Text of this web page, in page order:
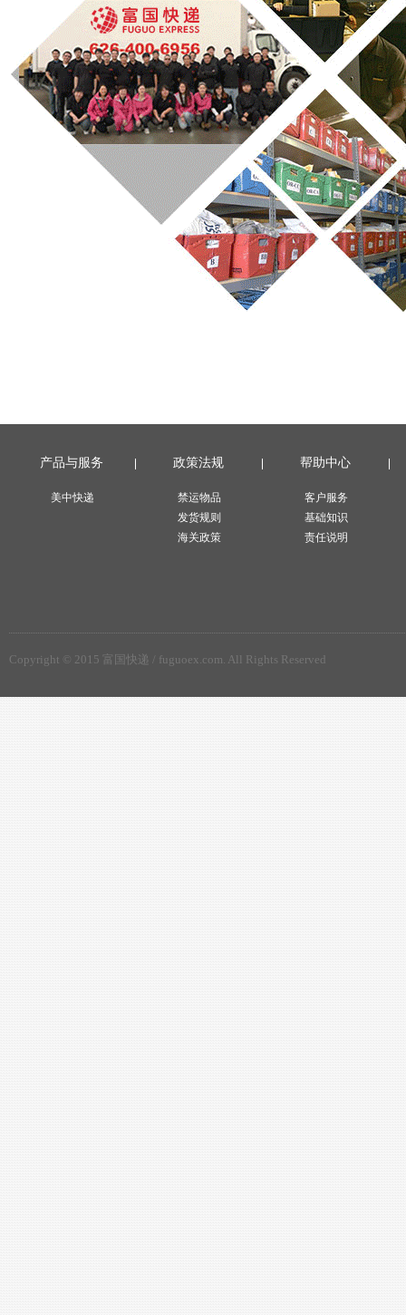
产品与服务
美中快递
政策法规
禁运物品
发货规则
海关政策
帮助中心
客户服务
基础知识
责任说明
Copyright © 2015 富国快递 / fuguoex.com. All Rights Reserved